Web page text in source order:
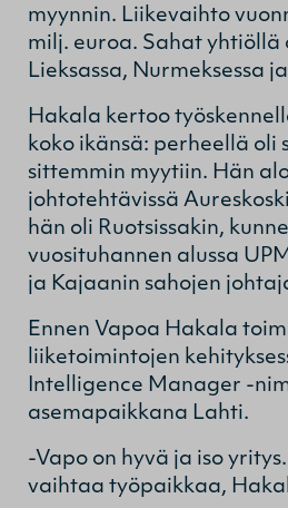
myynnin. Liikevaihto
milj. euroa. Sahat yhtiöllä
Lieksassa, Nurmeksessa
Hakala kertoo
koko ikänsä: perheellä oli
sittemmin myytiin. Hän
johtotehtävissä
hän oli Ruotsissakin,
vuosituhannen alussa
ja Kajaanin sahojen
Ennen Vapoa Hakala
liiketoimintojen
Intelligence Manager -
asemapaikkana Lahti.
-Vapo on hyvä ja iso
vaihtaa työpaikkaa,